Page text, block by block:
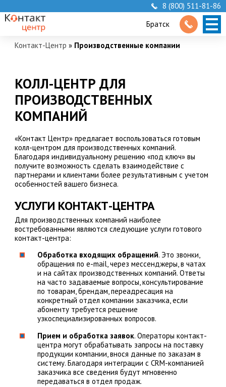
8 (800) 511-81-86
Братск
Контакт-Центр » Производственные компании
КОЛЛ-ЦЕНТР ДЛЯ
ПРОИЗВОДСТВЕННЫХ
КОМПАНИЙ
«Контакт Центр» предлагает воспользоваться готовым
колл-центром для производственных компаний.
Благодаря индивидуальному решению «под ключ» вы
получите возможность сделать взаимодействие с
партнерами и клиентами более результативным с учетом
особенностей вашего бизнеса.
УСЛУГИ КОНТАКТ-ЦЕНТРА
Для производственных компаний наиболее
востребованными являются следующие услуги готового
контакт-центра:
Обработка входящих обращений. Это звонки,
обращения по e-mail, через мессенджеры, в чатах
и на сайтах производственных компаний. Ответы
на часто задаваемые вопросы, консультирование
по товарам, брендам, переадресация на
конкретный отдел компании заказчика, если
абоненту требуется решение
узкоспециализированных вопросов.
Прием и обработка заявок. Операторы контакт-
центра могут обрабатывать запросы на поставку
продукции компании, внося данные по заказам в
систему. Благодаря интеграции с CRM-компанией
заказчика все сведения будут мгновенно
передаваться в отдел продаж.